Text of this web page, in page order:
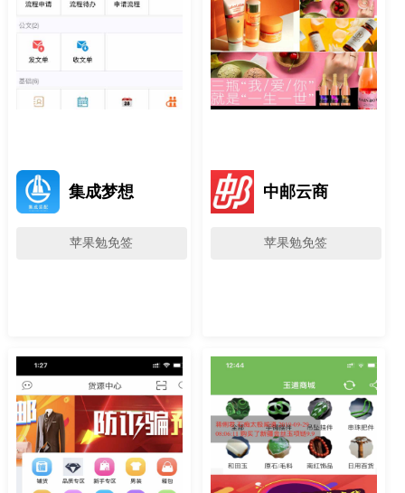
集成梦想
苹果勉免签
中邮云商
苹果勉免签